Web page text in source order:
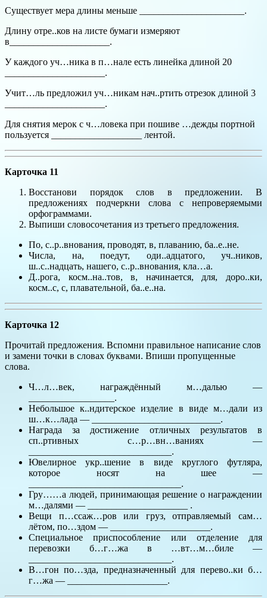
Существует мера длины меньше ______________________.
Длину отре..ков на листе бумаги измеряют
в_____________________.
У каждого уч…ника в п…нале есть линейка длиной 20
_____________________.
Учит…ль предложил уч…никам нач..ртить отрезок длиной 3
_____________________.
Для снятия мерок с ч…ловека при пошиве …дежды портной
пользуется ___________________ лентой.
Карточка 11
Восстанови порядок слов в предложении. В
предложениях подчеркни слова с непроверяемыми
орфограммами.
Выпиши словосочетания из третьего предложения.
По, с..р..внования, проводят, в, плаванию, ба..е..не.
Числа, на, поедут, оди..адцатого, уч..ников,
ш..с..надцать, нашего, с..р..внования, кла…а.
Д..рога, косм..на..тов, в, начинается, для, доро..ки,
косм..с, с, плавательной, ба..е..на.
Карточка 12
Прочитай предложения. Вспомни правильное написание слов
и замени точки в словах буквами. Впиши пропущенные
слова.
Ч…л…век, награждённый м…далью —
__________________.
Небольшое к..ндитерское изделие в виде м…дали из
ш…к…лада — ___________________________.
Награда за достижение отличных результатов в
сп..ртивных с…р…вн…ваниях —
______________________________.
Ювелирное укр..шение в виде круглого футляра,
которое носят на шее —
________________________________.
Гру……а людей, принимающая решение о награждении
м…далями — _____________________ .
Вещи п…ссаж…ров или груз, отправляемый сам…
лётом, по…здом — _____________________.
Специальное приспособление или отделение для
перевозки б…г…жа в …вт…м…биле —
______________________________.
В…гон по…зда, предназначенный для перево..ки б…
г…жа — _____________________.